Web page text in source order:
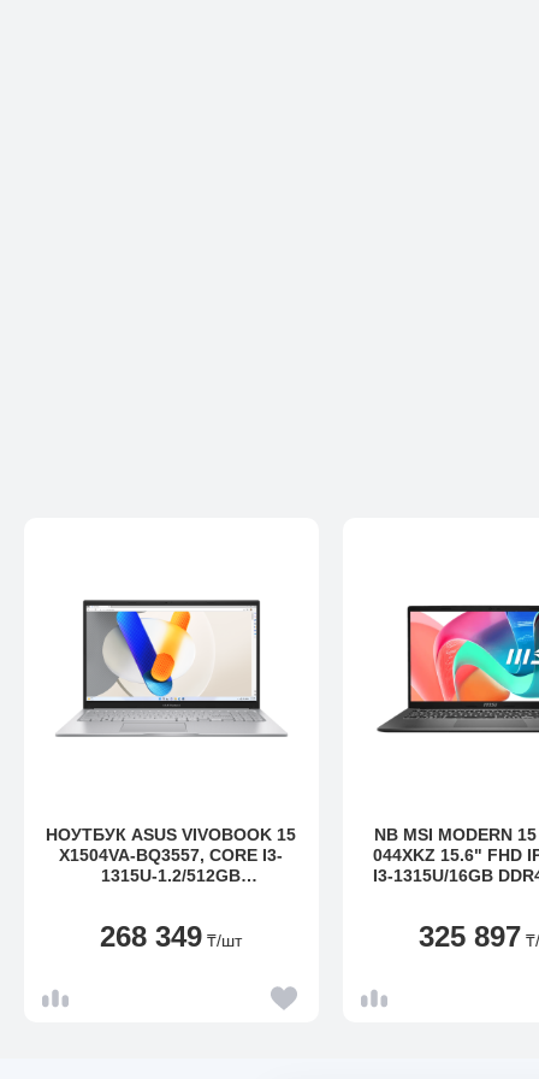
НОУТБУК ASUS VIVOBOOK 15
X1504VA-BQ3557, CORE I3-
1315U-1.2/512GB
268 349 ₸/шт
NB MSI MODERN
044XKZ 15.6" FHD
I3-1315U/16GB
325 897 ₸